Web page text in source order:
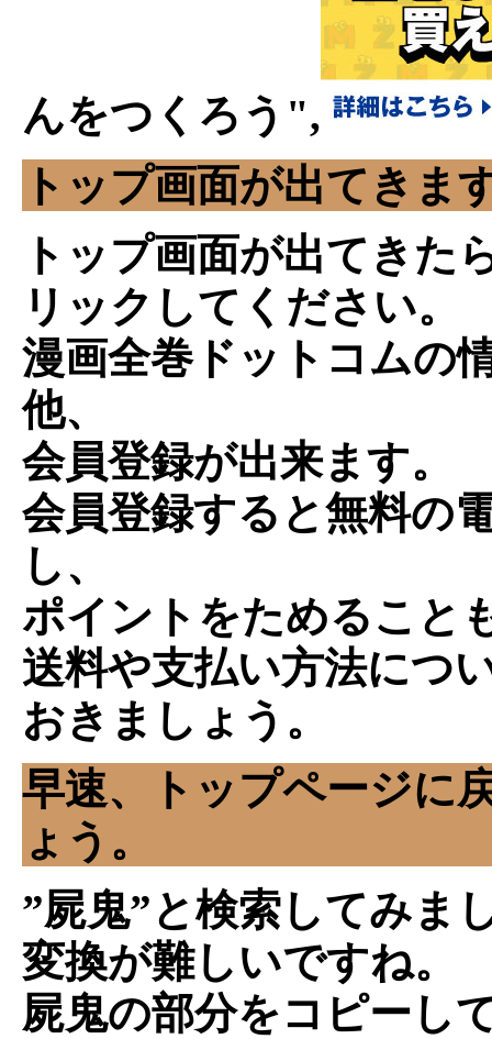
んをつくろう",
トップ画面が出てきま
トップ画面が出てきた
リックしてください。
漫画全巻ドットコムの
他、
会員登録が出来ます。
会員登録すると無料の
し、
ポイントをためること
送料や支払い方法につ
おきましょう。
早速、トップページに
ょう。
”屍鬼”と検索してみま
変換が難しいですね。
屍鬼の部分をコピーし